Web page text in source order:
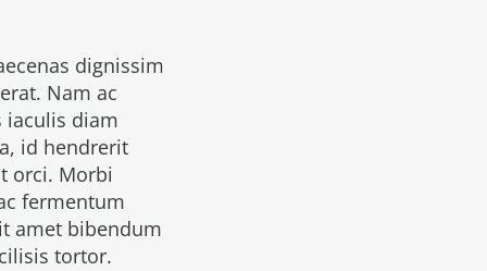
dignissim
Nam ac
iaculis diam
id hendrerit
orci. Morbi
fermentum
amet bibendum
tortor.